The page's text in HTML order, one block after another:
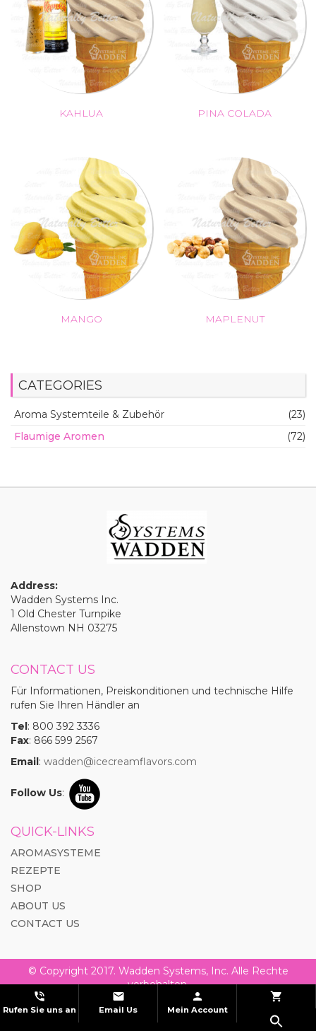

Rufen Sie uns an

Email Us

Mein Account

KAHLUA PINA COLADA
MANGO MAPLENUT
CATEGORIES
Aroma Systemteile & Zubehör
(23)
Flaumige Aromen
(72)
Address:
Wadden Systems Inc.
1 Old Chester Turnpike
Allenstown NH 03275
CONTACT US
Für Informationen, Preiskonditionen und technische Hilfe
rufen Sie Ihren Händler an
Tel: 800 392 3336
Fax: 866 599 2567
Email: wadden@icecreamflavors.com
Follow Us:
QUICK-LINKS
AROMASYSTEME
REZEPTE
SHOP
ABOUT US
CONTACT US
© Copyright 2017. Wadden Systems, Inc. Alle Rechte
vorbehalten.